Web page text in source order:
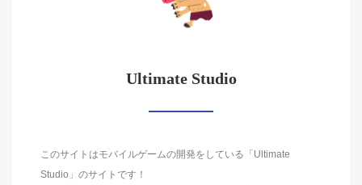
Ultimate Studio
このサイトはモバイルゲームの開発をしている「Ultimate
Studio」のサイトです！